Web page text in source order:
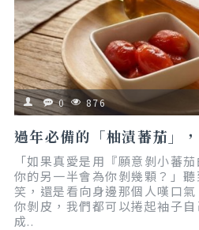
0 876
「如果真愛是用『願意剝小蕃
你的另一半會為你剝幾顆？」
笑，還是看向身邊那個人嘆口
你剝皮，我們都可以捲起袖子
成..